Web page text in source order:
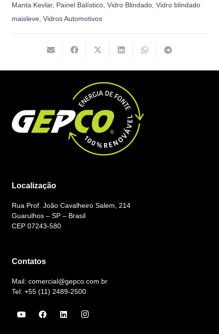
Manta Kevlar, Painel Balístico Vidro Blindado Vidro blindado
maisleve Vidros Automotivos
Localização
Rua Prof. João Cavalheiro Salem, 214
Guarulhos – SP – Brasil
CEP 07243-580
Contatos
Mail: comercial@gepco.com.br
Tel: +55 (11) 2489-2500